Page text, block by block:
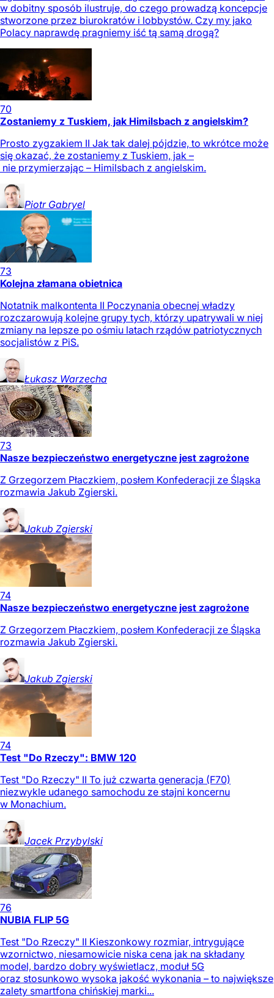
w dobitny sposób ilustruje, do czego prowadzą koncepcje
stworzone przez biurokratów i lobbystów. Czy my jako
Polacy naprawdę pragniemy iść tą samą drogą?
70
Zostaniemy z Tuskiem, jak Himilsbach z angielskim?
Prosto zygzakiem II Jak tak dalej pójdzie, to wkrótce może
się okazać, że zostaniemy z Tuskiem, jak –
nie przymierzając – Himilsbach z angielskim.
Piotr Gabryel
73
Kolejna złamana obietnica
Notatnik malkontenta II Poczynania obecnej władzy
rozczarowują kolejne grupy tych, którzy upatrywali w niej
zmiany na lepsze po ośmiu latach rządów patriotycznych
socjalistów z PiS.
Łukasz Warzecha
73
Nasze bezpieczeństwo energetyczne jest zagrożone
Z Grzegorzem Płaczkiem, posłem Konfederacji ze Śląska
rozmawia Jakub Zgierski.
Jakub Zgierski
74
Nasze bezpieczeństwo energetyczne jest zagrożone
Z Grzegorzem Płaczkiem, posłem Konfederacji ze Śląska
rozmawia Jakub Zgierski.
Jakub Zgierski
74
Test "Do Rzeczy": BMW 120
Test "Do Rzeczy" II To już czwarta generacja (F70)
niezwykle udanego samochodu ze stajni koncernu
w Monachium.
Jacek Przybylski
76
NUBIA FLIP 5G
Test "Do Rzeczy" II Kieszonkowy rozmiar, intrygujące
wzornictwo, niesamowicie niska cena jak na składany
model, bardzo dobry wyświetlacz, moduł 5G
oraz stosunkowo wysoka jakość wykonania – to największe
zalety smartfona chińskiej marki...